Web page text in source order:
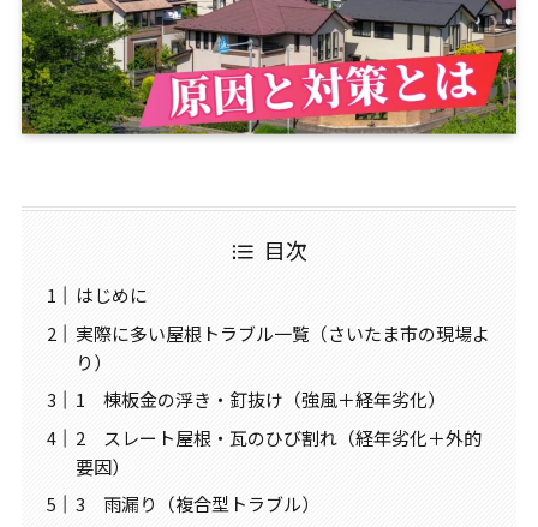
目次
はじめに
実際に多い屋根トラブル一覧（さいたま市の現場よ
り）
1 棟板金の浮き・釘抜け（強風＋経年劣化）
2 スレート屋根・瓦のひび割れ（経年劣化＋外的
要因）
3 雨漏り（複合型トラブル）